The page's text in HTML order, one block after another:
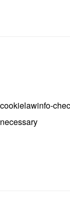
cookielawinfo-
necessary